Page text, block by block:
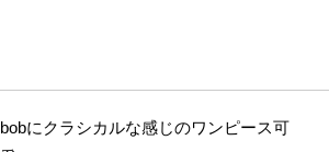
bobにクラシカルな感じのワンピース可